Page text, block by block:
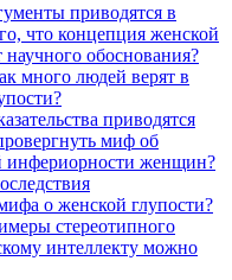
приводятся в
что концепция женской
научного обоснования?
много людей верят в
приводятся
миф об
инфериорности женщин?
о женской глупости?
стереотипного
интеллекту можно